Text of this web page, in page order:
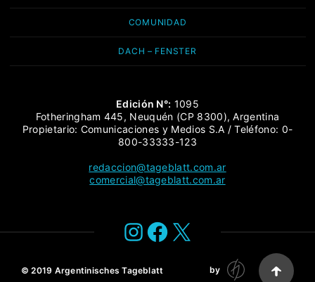
COMUNIDAD
DACH – FENSTER
Edición N°: 1095
Fotheringham 445, Neuquén (CP 8300), Argentina
Propietario: Comunicaciones y Medios S.A / Teléfono: 0-
800-33333-123
redaccion@tageblatt.com.ar
comercial@tageblatt.com.ar
Instagram
Facebook
X
© 2019 Argentinisches Tageblatt by